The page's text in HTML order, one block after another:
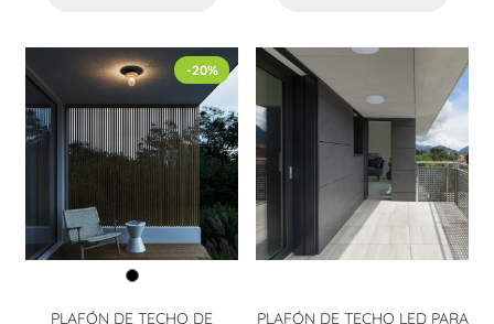
PLAFÓN DE TECHO DE
-20%
PLAFÓN DE TECHO LED PARA